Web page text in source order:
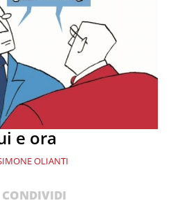
e ora
OLIANTI
CONDIVIDI